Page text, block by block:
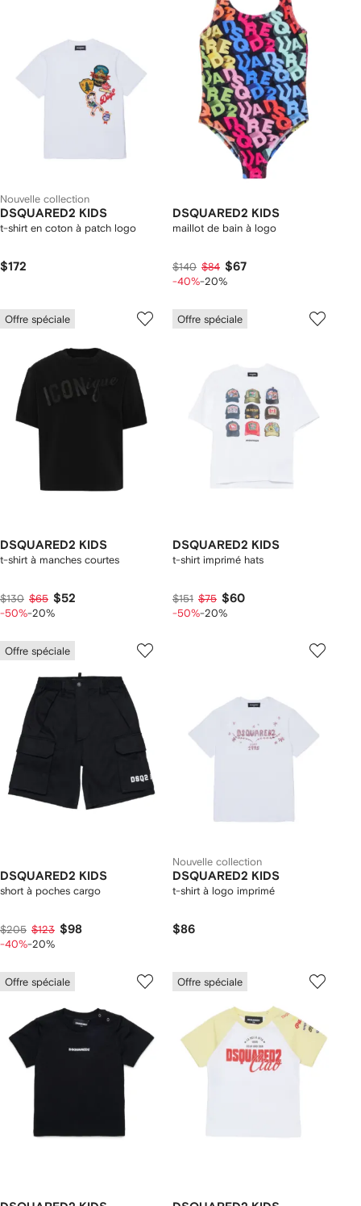
Nouvelle collection
DSQUARED2 KIDS
t-shirt en coton à patch logo
$172
DSQUARED2 KIDS
maillot de bain à logo
$140 $84 $67
-40%-20%
Offre spéciale
DSQUARED2 KIDS
t-shirt à manches courtes
$130 $65 $52
-50%-20%
Offre spéciale
DSQUARED2 KIDS
t-shirt imprimé hats
$151 $75 $60
-50%-20%
Offre spéciale
DSQUARED2 KIDS
short à poches cargo
$205 $123 $98
-40%-20%
Nouvelle collection
DSQUARED2 KIDS
t-shirt à logo imprimé
$86
Offre spéciale Offre spéciale